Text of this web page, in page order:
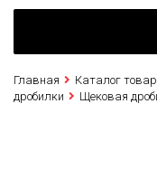
Главная Каталог
дробилки
Щековая